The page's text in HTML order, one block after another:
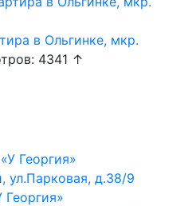
в Ольгинке, мкр.
4341 ↑